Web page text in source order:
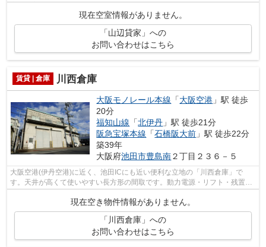
産相談室の連絡先のinfo@asahi-fs.com...
現在空室情報がありません。
「山辺貸家」への
お問い合わせはこちら
賃貸 | 倉庫 川西倉庫
大阪モノレール本線 「大阪空港 」駅 徒歩
20分
福知山線 「北伊丹 」駅 徒歩21分
阪急宝塚本線 「石橋阪大前 」駅 徒歩22分
築39年
大阪府池田市豊島南２丁目２３６－５
大阪空港(伊丹空港)に近く、池田ICにも近い便利な立地の「川西倉庫」で
す。天井が高くて使いやすい長方形の間取です。動力電源・リフト・残置物
現在空き物件情報がありません。
「川西倉庫」への
お問い合わせはこちら